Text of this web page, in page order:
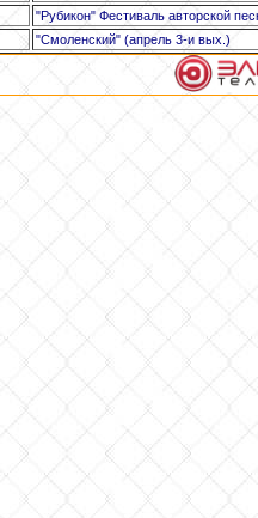
"Рубикон" Фестиваль авторской
"Смоленский" (апрель 3-и вых.)